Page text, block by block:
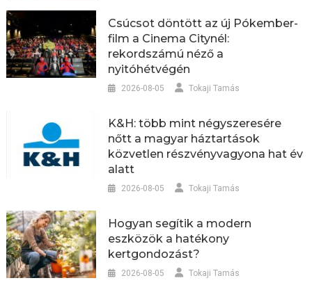
Csúcsot döntött az új Pókember-
film a Cinema Citynél:
rekordszámú néző a
nyitóhétvégén
2026-08-05 Tokaji Tamás
K&H: több mint négyszeresére
nőtt a magyar háztartások
közvetlen részvényvagyona hat év
alatt
2026-08-05 Tokaji Tamás
Hogyan segítik a modern
eszközök a hatékony
kertgondozást?
2026-08-05 Tokaji Tamás